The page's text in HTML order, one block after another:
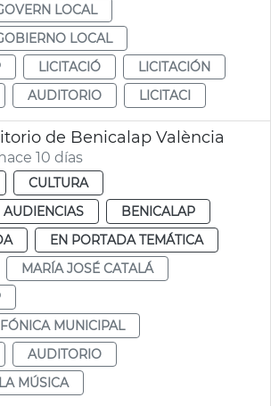
LOCAL
LOCAL
LICITACIÓ
LICITACIÓN
AUDITORIO LICITACI
de Benicalap València
10 días
CULTURA
BENICALAP
EN PORTADA TEMÁTICA
MARÍA JOSÉ CATALÁ
MUNICIPAL
AUDITORIO
MÚSICA